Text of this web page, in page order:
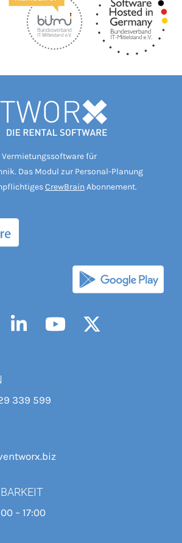
Vermietungssoftware für
Das Modul zur Personal-Planung
CrewBrain Abonnement.
LinkedIn
YouTubeTwitter
339 599
– 17:00